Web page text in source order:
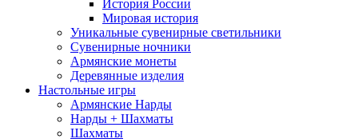
История России
Мировая история
Уникальные сувенирные светильники
Сувенирные ночники
Армянские монеты
Деревянные изделия
Настольные игры
Армянские Нарды
Нарды + Шахматы
Шахматы